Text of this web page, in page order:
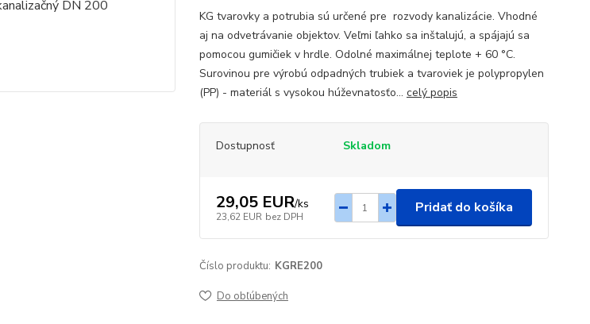
KG tvarovky a potrubia sú určené pre rozvody kanalizácie. Vhodné
aj na odvetrávanie objektov. Veľmi ľahko sa inštalujú, a spájajú sa
pomocou gumičiek v hrdle. Odolné maximálnej teplote + 60 °C.
Surovinou pre výrobú odpadných trubiek a tvaroviek je polypropylen
(PP) - materiál s vysokou húževnatosťo... celý popis
Dostupnosť Skladom
29,05 EUR/ks
23,62 EUR bez DPH
Pridať do košíka
Číslo produktu: KGRE200
Do obľúbených